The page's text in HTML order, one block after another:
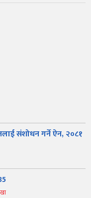
संशोधन गर्ने ऐन, २०८१